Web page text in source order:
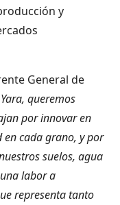
y
General de
queremos
por innovar en
cada grano, y por
suelos, agua
labor a
representa tanto